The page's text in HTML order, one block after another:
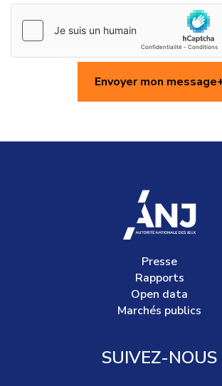
Envoyer mon message
accueil
Presse
Rapports
Open data
Marchés publics
SUIVEZ-NOUS